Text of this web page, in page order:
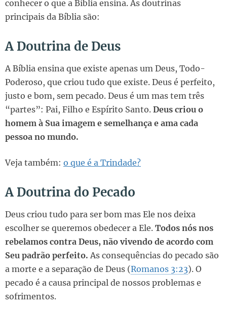
conhecer o que a Bíblia ensina. As doutrinas
principais da Bíblia são:
A Doutrina de Deus
A Bíblia ensina que existe apenas um Deus, Todo-
Poderoso, que criou tudo que existe. Deus é perfeito,
justo e bom, sem pecado. Deus é um mas tem três
“partes”: Pai, Filho e Espírito Santo. Deus criou o
homem à Sua imagem e semelhança e ama cada
pessoa no mundo.
Veja também: o que é a Trindade?
A Doutrina do Pecado
Deus criou tudo para ser bom mas Ele nos deixa
escolher se queremos obedecer a Ele. Todos nós nos
rebelamos contra Deus, não vivendo de acordo com
Seu padrão perfeito. As consequências do pecado são
a morte e a separação de Deus (Romanos 3:23). O
pecado é a causa principal de nossos problemas e
sofrimentos.